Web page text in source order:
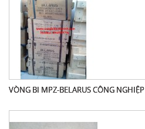
VÒNG BI MPZ-BELARUS CÔNG NGHIỆP